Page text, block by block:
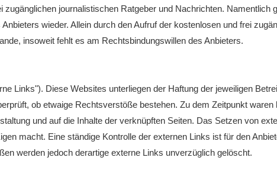
journalistischen Ratgeber und Nachrichten. Namentlich
wieder. Allein durch den Aufruf der kostenlosen und frei
insoweit fehlt es am Rechtsbindungswillen des Anbieters.
Links"). Diese Websites unterliegen der Haftung der jeweiligen
ob etwaige Rechtsverstöße bestehen. Zu dem Zeitpunkt
und auf die Inhalte der verknüpften Seiten. Das Setzen von
macht. Eine ständige Kontrolle der externen Links ist für den
werden jedoch derartige externe Links unverzüglich gelöscht.